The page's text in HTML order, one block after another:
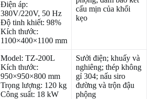
Điện áp:
380V/220V, 50 Hz
Độ tinh khiết: 98%
Kích thước:
1100×400×1100 mm
cấu mịn của khối
kẹo
Model: TZ-200L
Kích thước:
950×950×800 mm
Trọng lượng: 120 kg
Công suất: 18 kW
Sưởi điện; khuấy và
nghiêng; thép không
gỉ 304; nấu siro
đường và trộn đậu
phộng